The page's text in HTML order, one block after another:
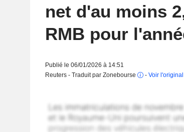
net d'au moins
RMB pour
Publié le 06/01/2026 à 14:51
Reuters - Traduit par Zonebourse
- Voir l'original